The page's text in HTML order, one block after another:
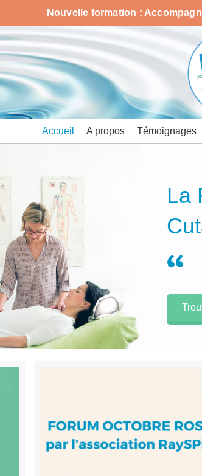
Nouvelle formation :
Accueil A propos Témoignages
La